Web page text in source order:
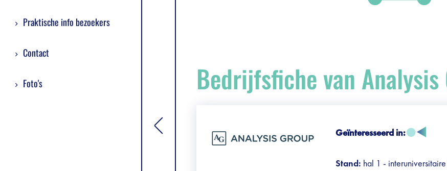
Praktische info bezoekers
Contact
Foto's
[general.toggle sidebar]
Bedrijfsfiche van Analysis
Geïnteresseerd in:
Stand: hal 1 -